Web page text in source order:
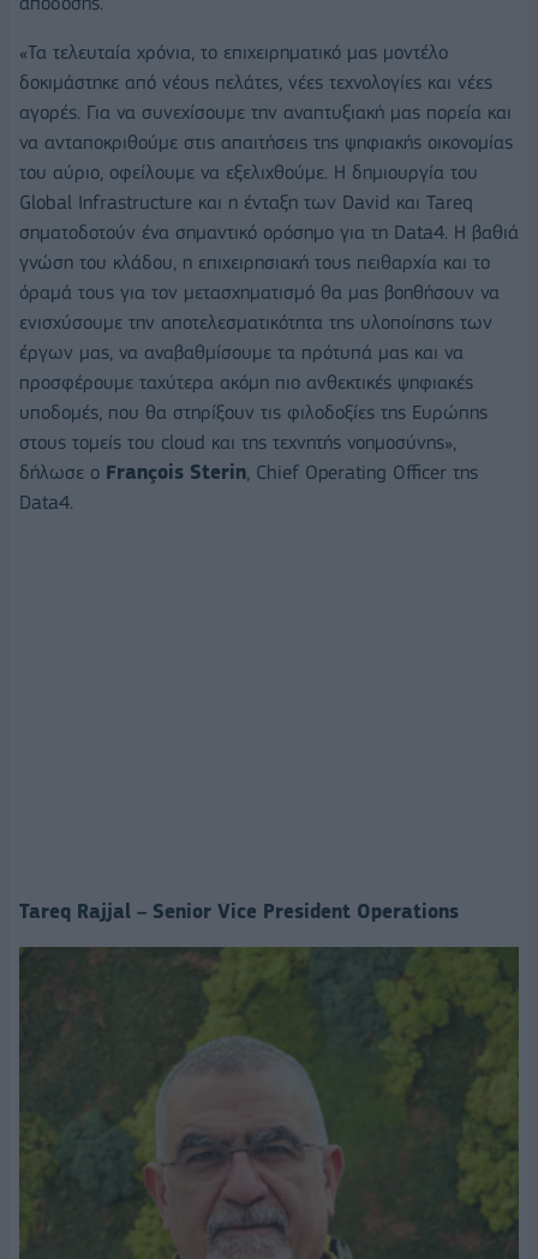
«Τα τελευταία χρόνια, το επιχειρηματικό μας μοντέλο
δοκιμάστηκε από νέους πελάτες, νέες τεχνολογίες και νέες
αγορές. Για να συνεχίσουμε την αναπτυξιακή μας πορεία και
να ανταποκριθούμε στις απαιτήσεις της ψηφιακής οικονομίας
του αύριο, οφείλουμε να εξελιχθούμε. Η δημιουργία του
Global Infrastructure και η ένταξη των David και Tareq
σηματοδοτούν ένα σημαντικό ορόσημο για τη Data4. Η βαθιά
γνώση του κλάδου, η επιχειρησιακή τους πειθαρχία και το
όραμά τους για τον μετασχηματισμό θα μας βοηθήσουν να
ενισχύσουμε την αποτελεσματικότητα της υλοποίησης των
έργων μας, να αναβαθμίσουμε τα πρότυπά μας και να
προσφέρουμε ταχύτερα ακόμη πιο ανθεκτικές ψηφιακές
υποδομές, που θα στηρίξουν τις φιλοδοξίες της Ευρώπης
στους τομείς του cloud και της τεχνητής νοημοσύνης»,
δήλωσε ο François Sterin, Chief Operating Officer της
Data4.
Tareq Rajjal – Senior Vice President Operations